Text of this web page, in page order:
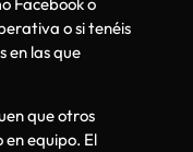
o si tenéis
en las que
que otros
en equipo. El